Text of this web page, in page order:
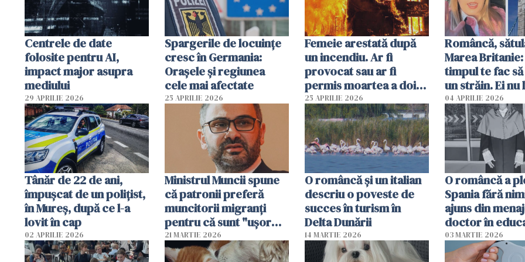
Centrele de date
folosite pentru AI,
impact major asupra
mediului
29 APRILIE 2026
Spargerile de locuințe
cresc în Germania:
Orașele și regiunea
cele mai afectate
25 APRILIE 2026
Femeie arestată după
un incendiu. Ar fi
provocat sau ar fi
permis moartea a doi
copii de 1 an și 3 ani
25 APRILIE 2026
Româncă,
Marea
timpul te fac
un străin. Ei nu
ca noi. În
oamenii sunt
04 APRILIE 2026
Tânăr de 22 de ani,
împușcat de un polițist,
în Mureș, după ce l-a
lovit în cap
02 APRILIE 2026
Ministrul Muncii spune
că patronii preferă
muncitorii migranți
pentru că sunt "uşor
dispensabili"
21 MARTIE 2026
O româncă și un italian
descriu o poveste de
succes în turism în
Delta Dunării
14 MARTIE 2026
O româncă a
Spania fără
ajuns din
doctor în
03 MARTIE 2026